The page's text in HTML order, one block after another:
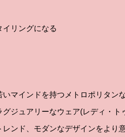
リングになる
マインドを持つメトロポリタン
ジュアリーなウェア(レディ・ト
ンド、モダンなデザインをより